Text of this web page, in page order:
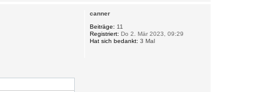
canner
Beiträge: 11
Registriert: Do 2. Mär 2023, 09:29
Hat sich bedankt: 3 Mal